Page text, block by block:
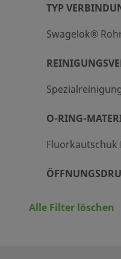
Swagelok®
TYP
Fluorkautschuk
O-RING-
0,07 bar, 1 psig
Alle Filter löschen